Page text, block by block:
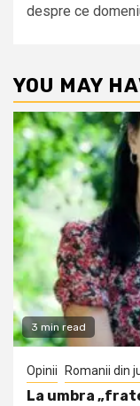
despre ce
YOU MAY
3 min read
Opinii Romanii din
La umbra